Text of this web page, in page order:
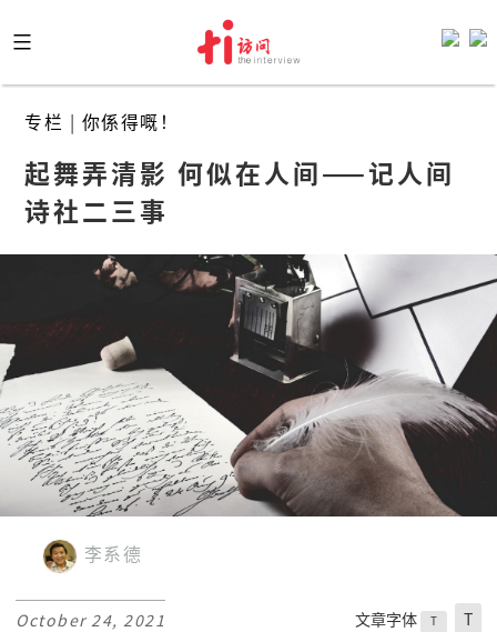
to
content
专栏 | 你係得嘅！
起舞弄清影 何似在人间——记人间
诗社二三事
李系德
October 24, 2021 文章字体 T T